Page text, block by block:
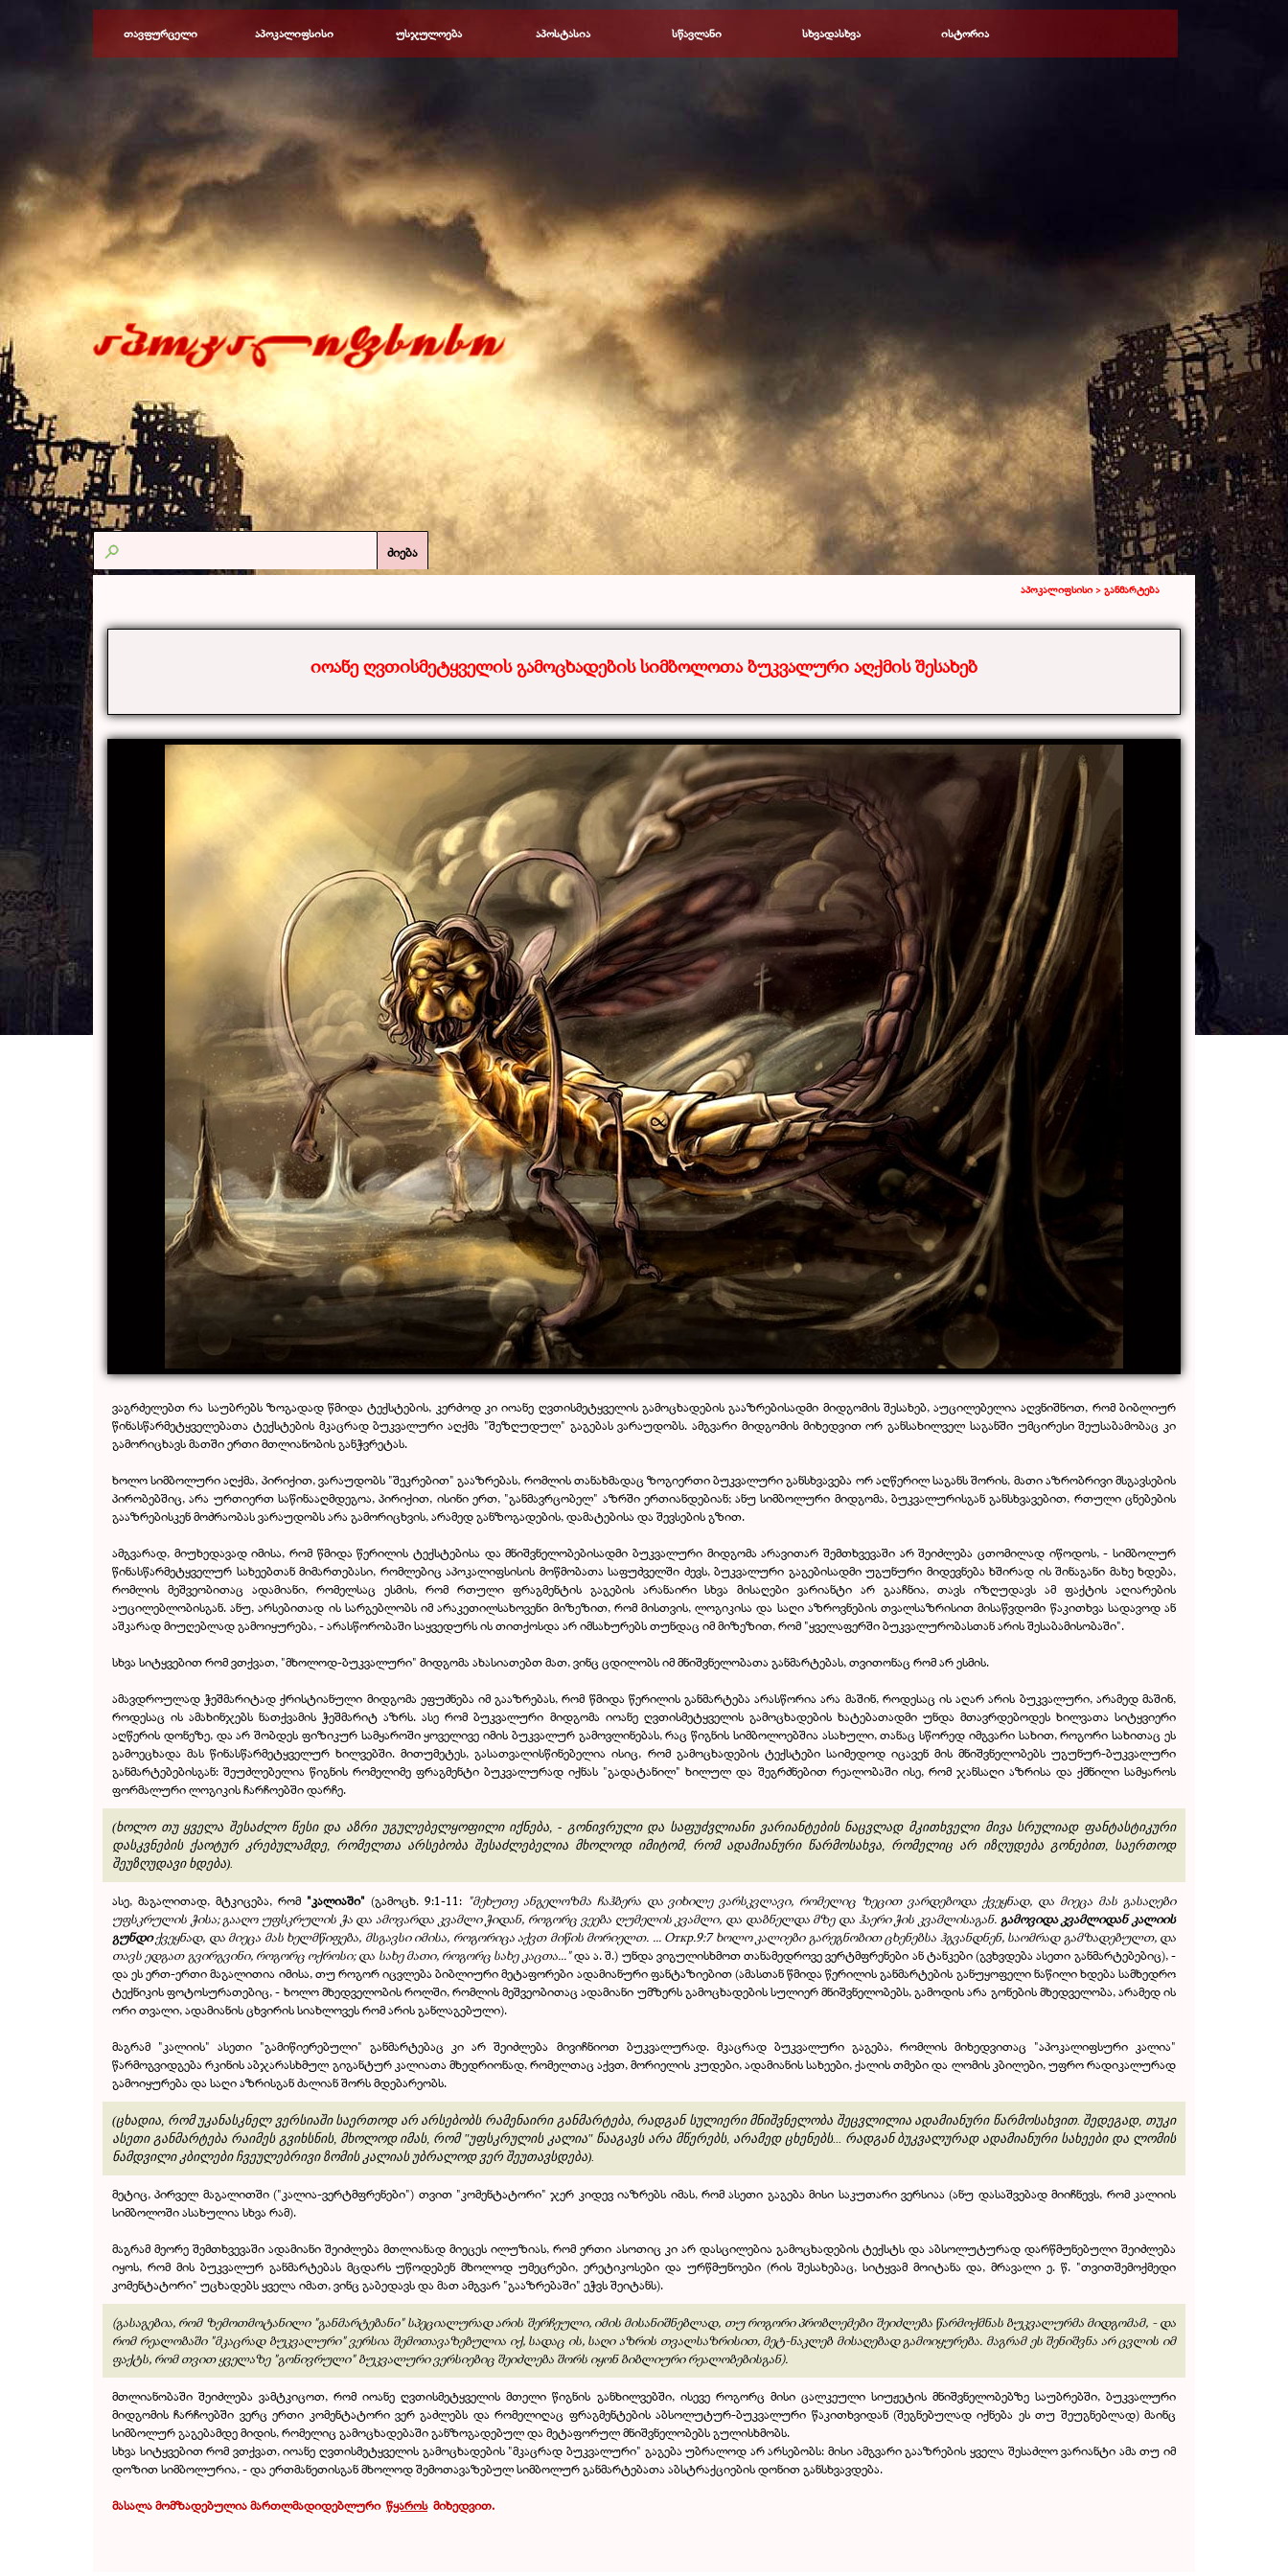
Перейти к контенту
თავფურცელი აპოკალიფსისი ▼
უსჯულოება ▼
აპოსტასია ▼
სწავლანი ▼
სხვადასხვა ▼
ისტორია
ძიება
აპოკალიფსისი > განმარტება
იოანე ღვთისმეტყველის გამოცხადების სიმბოლოთა ბუკვალური აღქმის შესახებ
ვაგრძელებთ რა საუბრებს ზოგადად წმიდა ტექსტების, კერძოდ კი იოანე ღვთისმეტყველის გამოცხადების გააზრებისადმი მიდგომის შესახებ, აუცილებელია აღვნიშნოთ, რომ ბიბლიურ
წინასწარმეტყველებათა ტექსტების მკაცრად ბუკვალური აღქმა "შეზღუდულ" გაგებას ვარაუდობს. ამგვარი მიდგომის მიხედვით ორ განსახილველ საგანში უმცირესი შეუსაბამობაც კი
გამორიცხავს მათში ერთი მთლიანობის განჭვრეტას.
ხოლო სიმბოლური აღქმა, პირიქით, ვარაუდობს "შეკრებით" გააზრებას, რომლის თანახმადაც ზოგიერთი ბუკვალური განსხვავება ორ აღწერილ საგანს შორის, მათი აზრობრივი მსგავსების
პირობებშიც, არა ურთიერთ საწინააღმდეგოა, პირიქით, ისინი ერთ, "განმავრცობელ" აზრში ერთიანდებიან; ანუ სიმბოლური მიდგომა, ბუკვალურისგან განსხვავებით, რთული ცნებების
გააზრებისკენ მოძრაობას ვარაუდობს არა გამორიცხვის, არამედ განზოგადების, დამატებისა და შევსების გზით.
ამგვარად, მიუხედავად იმისა, რომ წმიდა წერილის ტექსტებისა და მნიშვნელობებისადმი ბუკვალური მიდგომა არავითარ შემთხვევაში არ შეიძლება ცთომილად იწოდოს, - სიმბოლურ
წინასწარმეტყველურ სახეებთან მიმართებასი, რომლებიც აპოკალიფსისის მოწმობათა საფუძველში ძევს, ბუკვალური გაგებისადმი უგუნური მიდევნება ხშირად ის შინაგანი მახე ხდება,
რომლის მეშვეობითაც ადამიანი, რომელსაც ესმის, რომ რთული ფრაგმენტის გაგების არანაირი სხვა მისაღები ვარიანტი არ გააჩნია, თავს იზღუდავს ამ ფაქტის აღიარების
აუცილებლობისგან. ანუ, არსებითად ის სარგებლობს იმ არაკეთილსახოვენი მიზეზით, რომ მისთვის, ლოგიკისა და საღი აზროვნების თვალსაზრისით მისაწვდომი წაკითხვა სადავოდ ან
აშკარად მიუღებლად გამოიყურება, - არასწორობაში საყვედურს ის თითქოსდა არ იმსახურებს თუნდაც იმ მიზეზით, რომ "ყველაფერში ბუკვალურობასთან არის შესაბამისობაში".
სხვა სიტყვებით რომ ვთქვათ, "მხოლოდ-ბუკვალური" მიდგომა ახასიათებთ მათ, ვინც ცდილობს იმ მნიშვნელობათა განმარტებას, თვითონაც რომ არ ესმის.
ამავდროულად ჭეშმარიტად ქრისტიანული მიდგომა ეფუძნება იმ გააზრებას, რომ წმიდა წერილის განმარტება არასწორია არა მაშინ, როდესაც ის აღარ არის ბუკვალური, არამედ მაშინ,
როდესაც ის ამახინჯებს ნათქვამის ჭეშმარიტ აზრს. ასე რომ ბუკვალური მიდგომა იოანე ღვთისმეტყველის გამოცხადების ხატებათადმი უნდა მთავრდებოდეს ხილვათა სიტყვიერი
აღწერის დონეზე, და არ შობდეს ფიზიკურ სამყაროში ყოველივე იმის ბუკვალურ გამოვლინებას, რაც წიგნის სიმბოლოებშია ასახული, თანაც სწორედ იმგვარი სახით, როგორი სახითაც ეს
გამოეცხადა მას წინასწარმეტყველურ ხილვებში. მითუმეტეს, გასათვალისწინებელია ისიც, რომ გამოცხადების ტექსტები საიმედოდ იცავენ მის მნიშვნელობებს უგუნურ-ბუკვალური
განმარტებებისგან: შეუძლებელია წიგნის რომელიმე ფრაგმენტი ბუკვალურად იქნას "გადატანილ" ხილულ და შეგრძნებით რეალობაში ისე, რომ ჯანსაღი აზრისა და ქმნილი სამყაროს
ფორმალური ლოგიკის ჩარჩოებში დარჩე.
(ხოლო თუ ყველა შესაძლო წესი და აზრი უგულებელყოფილი იქნება, - გონივრული და საფუძვლიანი ვარიანტების ნაცვლად მკითხველი მივა სრულიად ფანტასტიკური
დასკვნების ქაოტურ კრებულამდე, რომელთა არსებობა შესაძლებელია მხოლოდ იმიტომ, რომ ადამიანური წარმოსახვა, რომელიც არ იზღუდება გონებით, საერთოდ
შეუზღუდავი ხდება).
ასე, მაგალითად, მტკიცება, რომ "კალიაში" (გამოცხ. 9:1-11: "მეხუთე ანგელოზმა ჩაჰბერა და ვიხილე ვარსკვლავი, რომელიც ზეცით ვარდებოდა ქვეყნად, და მიეცა მას გასაღები
უფსკრულის ჭისა; გააღო უფსკრულის ჭა და ამოვარდა კვამლი ჭიდან, როგორც ვეება ღუმელის კვამლი, და დაბნელდა მზე და ჰაერი ჭის კვამლისაგან. გამოვიდა კვამლიდან კალიის
გუნდიქვეყნად, და მიეცა მას ხელმწიფება, მსგავსი იმისა, როგორიცა აქვთ მიწის მორიელთ. ... Откр.9:7 ხოლო კალიები გარეგნობით ცხენებსა ჰგვანდნენ, საომრად გამზადებულთ, და
თავს ედგათ გვირგვინი, როგორც ოქროსი; და სახე მათი, როგორც სახე კაცთა..."და ა. შ.) უნდა ვიგულისხმოთ თანამედროვე ვერტმფრენები ან ტანკები (გვხვდება ასეთი განმარტებებიც), -
და ეს ერთ-ერთი მაგალითია იმისა, თუ როგორ იცვლება ბიბლიური მეტაფორები ადამიანური ფანტაზიებით (ამასთან წმიდა წერილის განმარტების განუყოფელი ნაწილი ხდება სამხედრო
ტექნიკის ფოტოსურათებიც, - ხოლო მხედველობის როლში, რომლის მეშვეობითაც ადამიანი უმზერს გამოცხადების სულიერ მნიშვნელობებს, გამოდის არა გონების მხედველობა, არამედ ის
ორი თვალი, ადამიანის ცხვირის სიახლოვეს რომ არის განლაგებული).
მაგრამ "კალიის" ასეთი "გამიწიერებული" განმარტებაც კი არ შეიძლება მივიჩნიოთ ბუკვალურად. მკაცრად ბუკვალური გაგება, რომლის მიხედვითაც "აპოკალიფსური კალია"
წარმოგვიდგება რკინის აბჯარასხმულ გიგანტურ კალიათა მხედრიონად, რომელთაც აქვთ, მორიელის კუდები, ადამიანის სახეები, ქალის თმები და ლომის კბილები, უფრო რადიკალურად
გამოიყურება და საღი აზრისგან ძალიან შორს მდებარეობს.
(ცხადია, რომ უკანასკნელ ვერსიაში საერთოდ არ არსებობს რამენაირი განმარტება, რადგან სულიერი მნიშვნელობა შეცვლილია ადამიანური წარმოსახვით. შედეგად, თუკი
ასეთი განმარტება რაიმეს გვიხსნის, მხოლოდ იმას, რომ "უფსკრულის კალია" წააგავს არა მწერებს, არამედ ცხენებს... რადგან ბუკვალურად ადამიანური სახეები და ლომის
ნამდვილი კბილები ჩვეულებრივი ზომის კალიას უბრალოდ ვერ შეუთავსდება).
მეტიც, პირველ მაგალითში ("კალია-ვერტმფრენები") თვით "კომენტატორი" ჯერ კიდევ იაზრებს იმას, რომ ასეთი გაგება მისი საკუთარი ვერსიაა (ანუ დასაშვებად მიიჩნევს, რომ კალიის
სიმბოლოში ასახულია სხვა რამ).
მაგრამ მეორე შემთხვევაში ადამიანი შეიძლება მთლიანად მიეცეს ილუზიას, რომ ერთი ასოთიც კი არ დასცილებია გამოცხადების ტექსტს და აბსოლუტურად დარწმუნებული შეიძლება
იყოს, რომ მის ბუკვალურ განმარტებას მცდარს უწოდებენ მხოლოდ უმეცრები, ერეტიკოსები და ურწმუნოები (რის შესახებაც, სიტყვამ მოიტანა და, მრავალი ე. წ. "თვითშემოქმედი
კომენტატორი" უცხადებს ყველა იმათ, ვინც გაბედავს და მათ ამგვარ "გააზრებაში" ეჭვს შეიტანს).
(გასაგებია, რომ ზემოთმოტანილი "განმარტებანი" სპეციალურად არის შერჩეული, იმის მისანიშნებლად, თუ როგორი პრობლემები შეიძლება წარმოქმნას ბუკვალურმა მიდგომამ, - და
რომ რეალობაში "მკაცრად ბუკვალური" ვერსია შემოთავაზებულია იქ, სადაც ის, საღი აზრის თვალსაზრისით, მეტ-ნაკლებ მისაღებად გამოიყურება. მაგრამ ეს შენიშვნა არ ცვლის იმ
ფაქტს, რომ თვით ყველაზე "გონივრული" ბუკვალური ვერსიებიც შეიძლება შორს იყონ ბიბლიური რეალობებისგან).
მთლიანობაში შეიძლება ვამტკიცოთ, რომ იოანე ღვთისმეტყველის მთელი წიგნის განხილვებში, ისევე როგორც მისი ცალკეული სიუჟეტის მნიშვნელობებზე საუბრებში, ბუკვალური
მიდგომის ჩარჩოებში ვერც ერთი კომენტატორი ვერ გაძლებს და რომელიღაც ფრაგმენტების აბსოლუტურ-ბუკვალური წაკითხვიდან (შეგნებულად იქნება ეს თუ შეუგნებლად) მაინც
სიმბოლურ გაგებამდე მიდის, რომელიც გამოცხადებაში განზოგადებულ და მეტაფორულ მნიშვნელობებს გულისხმობს.
სხვა სიტყვებით რომ ვთქვათ, იოანე ღვთისმეტყველის გამოცხადების "მკაცრად ბუკვალური" გაგება უბრალოდ არ არსებობს: მისი ამგვარი გააზრების ყველა შესაძლო ვარიანტი ამა თუ იმ
დოზით სიმბოლურია, - და ერთმანეთისგან მხოლოდ შემოთავაზებულ სიმბოლურ განმარტებათა აბსტრაქციების დონით განსხვავდება.
მასალა მომზადებულია მართლმადიდებლური წყაროს. მიხედვით.